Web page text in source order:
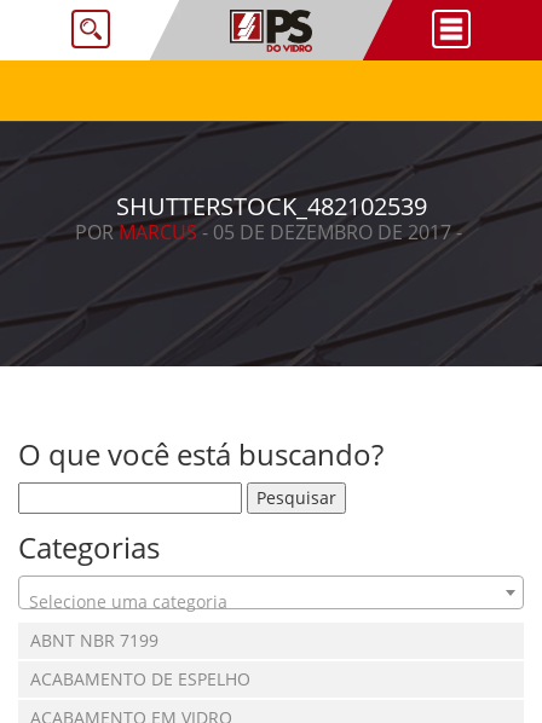
SHUTTERSTOCK_482102539
PORMARCUS- 05 DE DEZEMBRO DE 2017 -
O que você está buscando?
Categorias
Selecione uma categoria
ABNT NBR 7199
ACABAMENTO DE ESPELHO
ACABAMENTO EM VIDRO